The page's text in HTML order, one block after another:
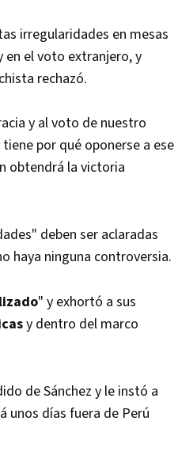
irregularidades en mesas
en el voto extranjero, y
rechazó.
y al voto de nuestro
por qué oponerse a ese
obtendrá la victoria
deben ser aclaradas
haya ninguna controversia.
" y exhortó a sus
y dentro del marco
de Sánchez y le instó a
unos días fuera de Perú